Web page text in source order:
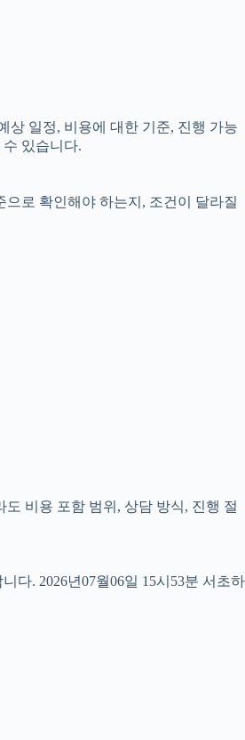
상 일정, 비용에 대한 기준, 진행 가능
있습니다.
로 확인해야 하는지, 조건이 달라질
비용 포함 범위, 상담 방식, 진행 절
다. 2026년07월06일 15시53분 서초하